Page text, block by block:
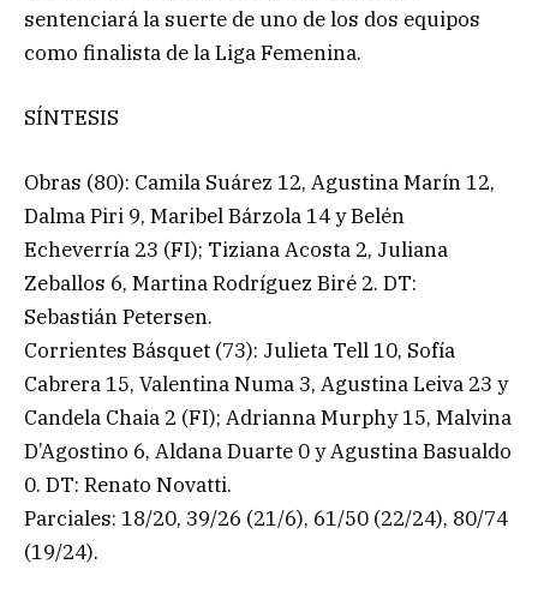
sentenciará la suerte de uno de los dos equipos
como finalista de la Liga Femenina.
SÍNTESIS
Obras (80): Camila Suárez 12, Agustina Marín 12,
Dalma Piri 9, Maribel Bárzola 14 y Belén
Echeverría 23 (FI); Tiziana Acosta 2, Juliana
Zeballos 6, Martina Rodríguez Biré 2. DT:
Sebastián Petersen.
Corrientes Básquet (73): Julieta Tell 10, Sofía
Cabrera 15, Valentina Numa 3, Agustina Leiva 23 y
Candela Chaia 2 (FI); Adrianna Murphy 15, Malvina
D’Agostino 6, Aldana Duarte 0 y Agustina Basualdo
0. DT: Renato Novatti.
Parciales: 18/20, 39/26 (21/6), 61/50 (22/24), 80/74
(19/24).